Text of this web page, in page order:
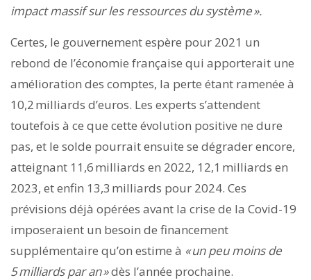
impact massif sur les ressources du système ».
Certes, le gouvernement espère pour 2021 un
rebond de l’économie française qui apporterait une
amélioration des comptes, la perte étant ramenée à
10,2 milliards d’euros. Les experts ­s’attendent
toutefois à ce que cette évolution positive ne dure
pas, et le solde pourrait ensuite se dégrader encore,
atteignant 11,6 milliards en 2022, 12,1 milliards en
2023, et enfin 13,3 milliards pour 2024. Ces
prévisions déjà opérées avant la crise de la Covid-19
imposeraient un besoin de financement
supplémentaire qu’on estime à « un peu moins de
5 milliards par an »dès l’année prochaine.